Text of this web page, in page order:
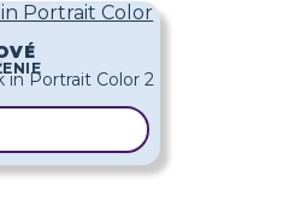
Portrait Color